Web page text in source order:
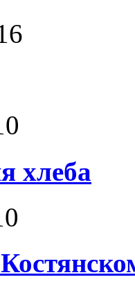
хлеба